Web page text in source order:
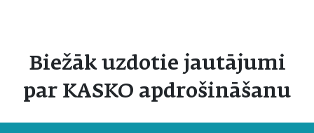
Biežāk uzdotie jautājumi
par KASKO apdrošināšanu